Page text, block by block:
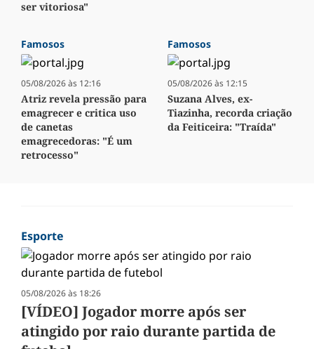
ser vitoriosa"
Famosos
05/08/2026 às 12:16
Atriz revela pressão para
emagrecer e critica uso
de canetas
emagrecedoras: "É um
retrocesso"
Famosos
05/08/2026 às 12:15
Suzana Alves, ex-
Tiazinha, recorda criação
da Feiticeira: "Traída"
Esporte
05/08/2026 às 18:26
[VÍDEO] Jogador morre após ser
atingido por raio durante partida de